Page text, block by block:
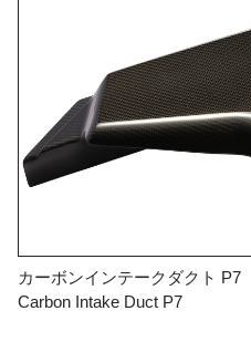
カーボンインテークダクト P7
Carbon Intake Duct P7